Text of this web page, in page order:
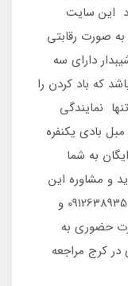
این سایت
به صورت رقابتی
دارای سه
که باد کردن را
نمایندگی
بادی یکنفره
ارسال رایگان به شما
و مشاوره این
مبل بادی یکنفره شیبدار با شماره تلفن 09126389358 و
صورت حضوری به
کرج مراجعه